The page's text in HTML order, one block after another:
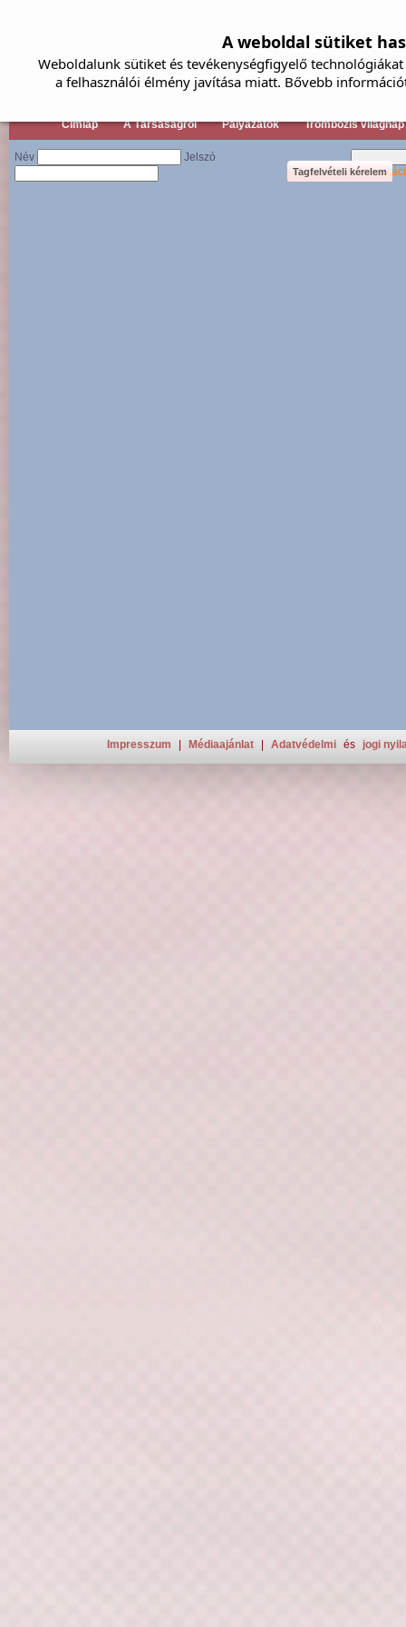
Címlap A Társaságról Pályázatok Trombózis világnap
Név
Jelszó
Tagfelvételi kérelem
Impresszum Médiaajánlat Adatvédelmi és jogi
A weboldal sütiket
Weboldalunk sütiket és tevékenységfigyelő
a felhasználói élmény javítása miatt. Bővebb